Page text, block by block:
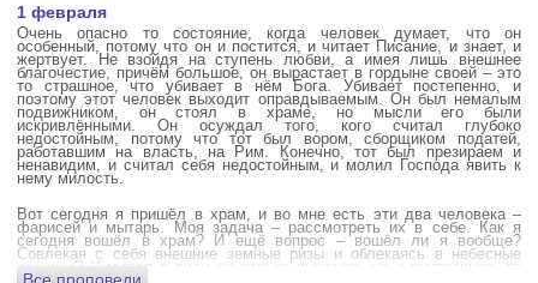
1 февраля
Очень опасно то состояние, когда человек думает, что он
особенный, потому что он и постится, и читает Писание, и знает, и
жертвует. Не взойдя на ступень любви, а имея лишь внешнее
благочестие, причём большое, он вырастает в гордыне своей – это
то страшное, что убивает в нём Бога. Убивает постепенно, и
поэтому этот человек выходит оправдываемым. Он был немалым
подвижником, он стоял в храме, но мысли его были
искривлёнными. Он осуждал того, кого считал глубоко
недостойным, потому что тот был вором, сборщиком податей,
работавшим на власть, на Рим. Конечно, тот был презираем и
ненавидим, и считал себя недостойным, и молил Господа явить к
нему милость.
Вот сегодня я пришёл в храм, и во мне есть эти два человека –
фарисей и мытарь. Моя задача – рассмотреть их в себе. Как я
сегодня вошёл в храм? И ещё вопрос – вошёл ли я вообще?
Совлекая с себя внешние земные ризы и облекаясь в небесные
одежды? Имеется в виду не только внешние, но и внутренние, то
Все проповеди